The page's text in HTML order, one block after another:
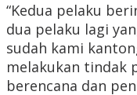
“Kedua pelaku
dua pelaku lagi
sudah kami
melakukan tindak
berencana dan